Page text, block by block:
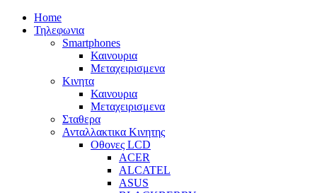
Home
Τηλεφωνια
Smartphones
Καινουρια
Μεταχειρισμενα
Κινητα
Καινουρια
Μεταχειρισμενα
Σταθερα
Ανταλλακτικα Κινητης
Οθονες LCD
ACER
ALCATEL
ASUS